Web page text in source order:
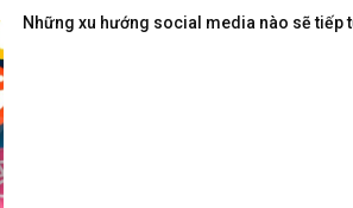
Những xu hướng social media nào sẽ tiếp